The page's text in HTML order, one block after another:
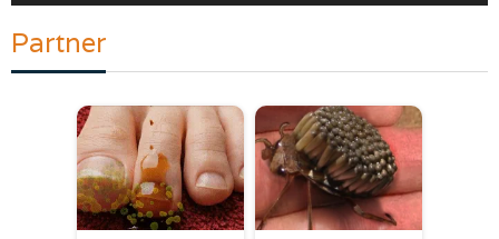
Partner